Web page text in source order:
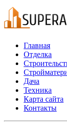
Главная
Отделка
Дача
Техника
Карта сайта
Контакты